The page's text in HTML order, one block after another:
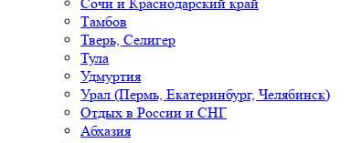
Тамбов
Тверь, Селигер
Тула
Удмуртия
Урал (Пермь, Екатеринбург, Челябинск)
Отдых в России и СНГ
Абхазия